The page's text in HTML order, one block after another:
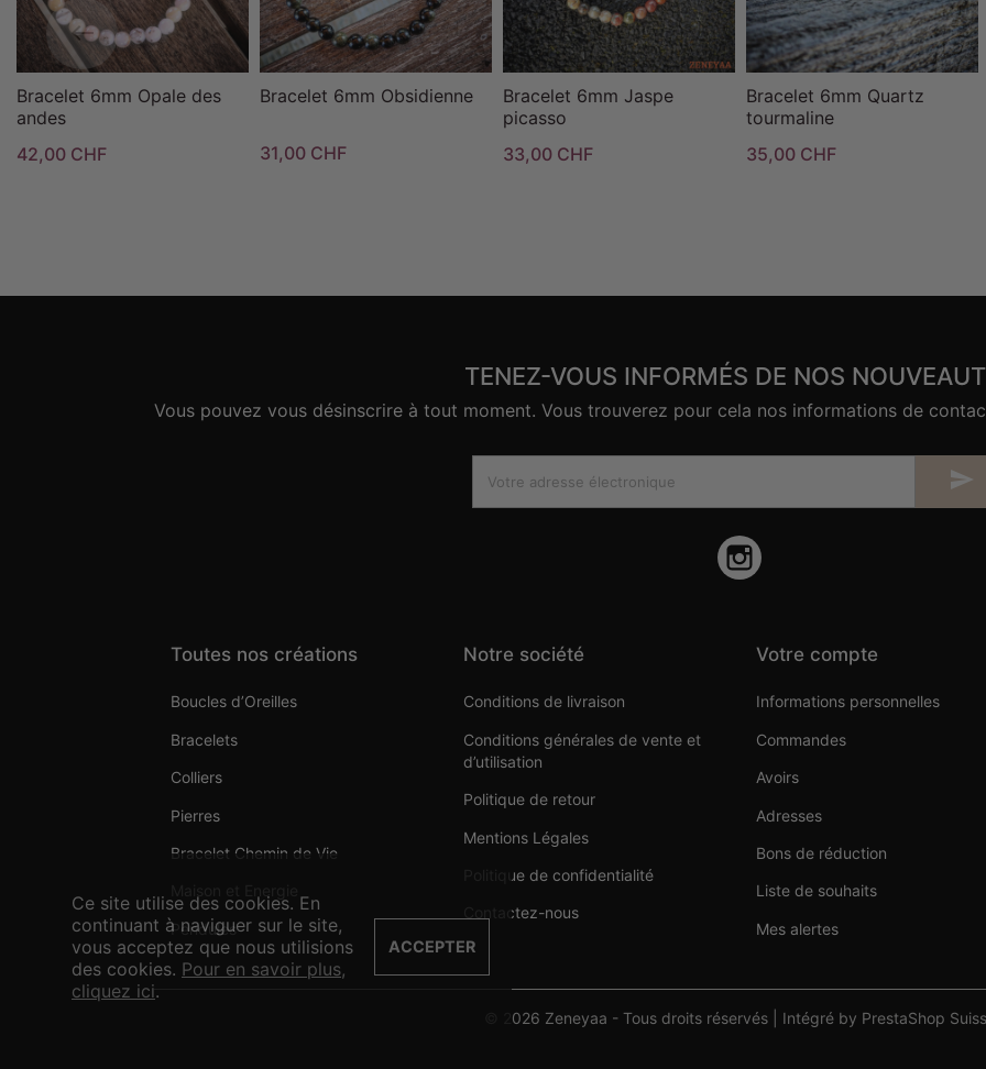
Bracelet 6mm Opale des
andes
42,00 CHF
Bracelet 6mm Obsidienne
31,00 CHF
Bracelet 6mm Jaspe
picasso
33,00 CHF
Bracelet 6mm Quartz
tourmaline
35,00 CHF
TENEZ-VOUS INFORMÉS DE NOS
Vous pouvez vous désinscrire à tout moment. Vous trouverez pour cela nos informations de

Toutes nos créations
Boucles d’Oreilles
Bracelets
Colliers
Pierres
Bracelet Chemin de Vie
Pendules
Notre société
Conditions de livraison
Conditions générales de vente et
d’utilisation
Politique de retour
Mentions Légales
Politique de confidentialité
Contactez-nous
Votre compte
Informations personnelles
Commandes
Avoirs
Adresses
Bons de réduction
Liste de souhaits
Mes alertes
© 2026 Zeneyaa - Tous droits réservés | Intégré by PrestaShop
Ce site utilise des cookies. En
continuant à naviguer sur le site,
vous acceptez que nous utilisions
des cookies. Pour en savoir plus,
cliquez ici.
ACCEPTER